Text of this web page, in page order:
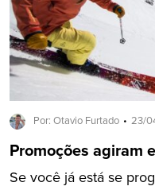
Por: Otavio Furtado 23/
Promoções agiram
Se você já está se